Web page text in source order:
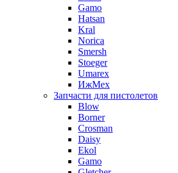
Gamo
Hatsan
Kral
Norica
Smersh
Stoeger
Umarex
ИжМех
Запчасти для пистолетов
Blow
Borner
Crosman
Daisy
Ekol
Gamo